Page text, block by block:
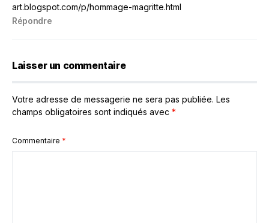
art.blogspot.com/p/hommage-magritte.html
Répondre
Laisser un commentaire
Votre adresse de messagerie ne sera pas publiée. Les
champs obligatoires sont indiqués avec *
Commentaire *